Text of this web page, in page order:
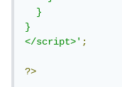
  }
}
</script>';
?>